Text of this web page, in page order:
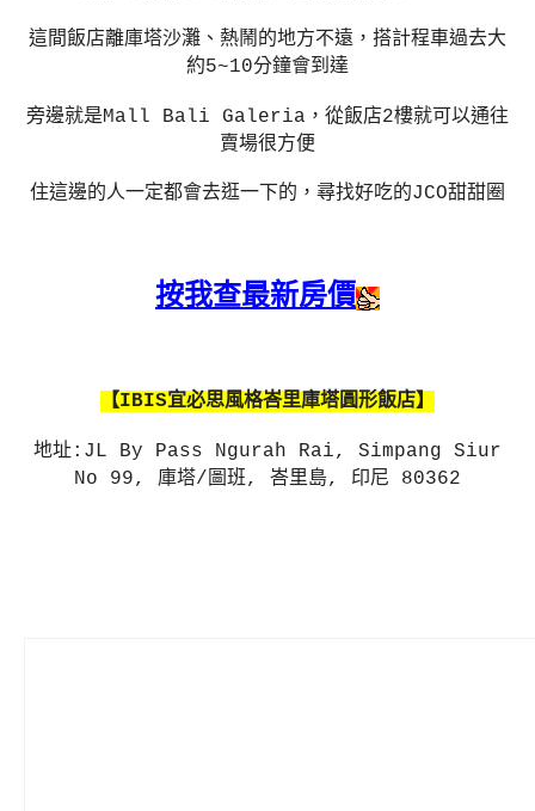
這間飯店離庫塔沙灘、熱鬧的地方不遠，搭計程車過去大
約5~10分鐘會到達
旁邊就是Mall Bali Galeria，從飯店2樓就可以通往
賣場很方便
住這邊的人一定都會去逛一下的，尋找好吃的JCO甜甜圈
按我查最新房價
【IBIS宜必思風格峇里庫塔圓形飯店】
地址:JL By Pass Ngurah Rai, Simpang Siur
No 99, 庫塔/圖班, 峇里島, 印尼 80362